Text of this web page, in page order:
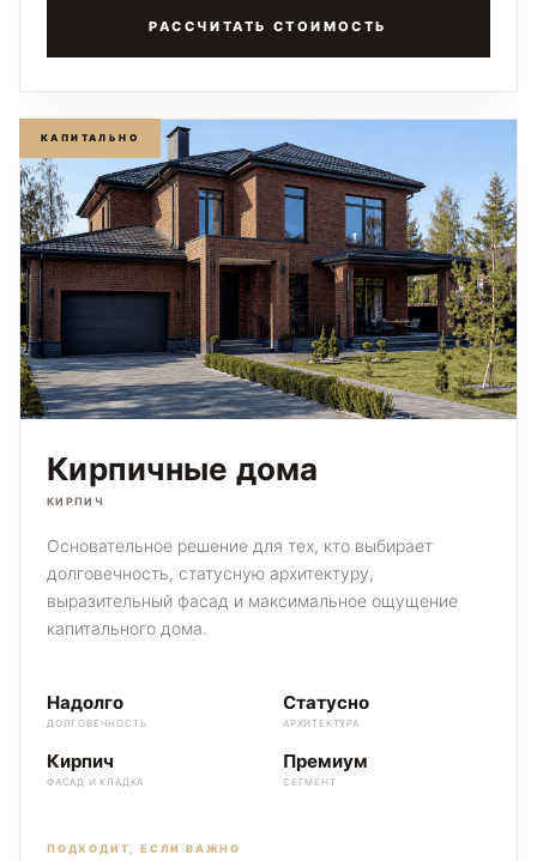
РАССЧИТАТЬ СТОИМОСТЬ
КАПИТАЛЬНО
Кирпичные дома
КИРПИЧ
Основательное решение для тех, кто выбирает
долговечность, статусную архитектуру,
выразительный фасад и максимальное ощущение
капитального дома.
Надолго
ДОЛГОВЕЧНОСТЬ
Статусно
АРХИТЕКТУРА
Кирпич
ФАСАД И КЛАДКА
Премиум
СЕГМЕНТ
ПОДХОДИТ, ЕСЛИ ВАЖНО